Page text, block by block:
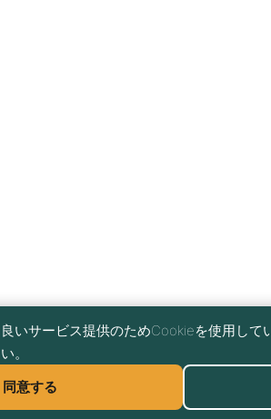
いサービス提供のためCookieを使用して
。
同意する